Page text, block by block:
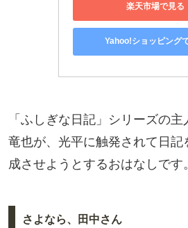
楽天市場で見る
Yahoo!ショッピング
「ふしぎな日記」シリーズの
竜也が、光平に触発されて日記
成させようとするおはなしです。
さよなら、田中さん